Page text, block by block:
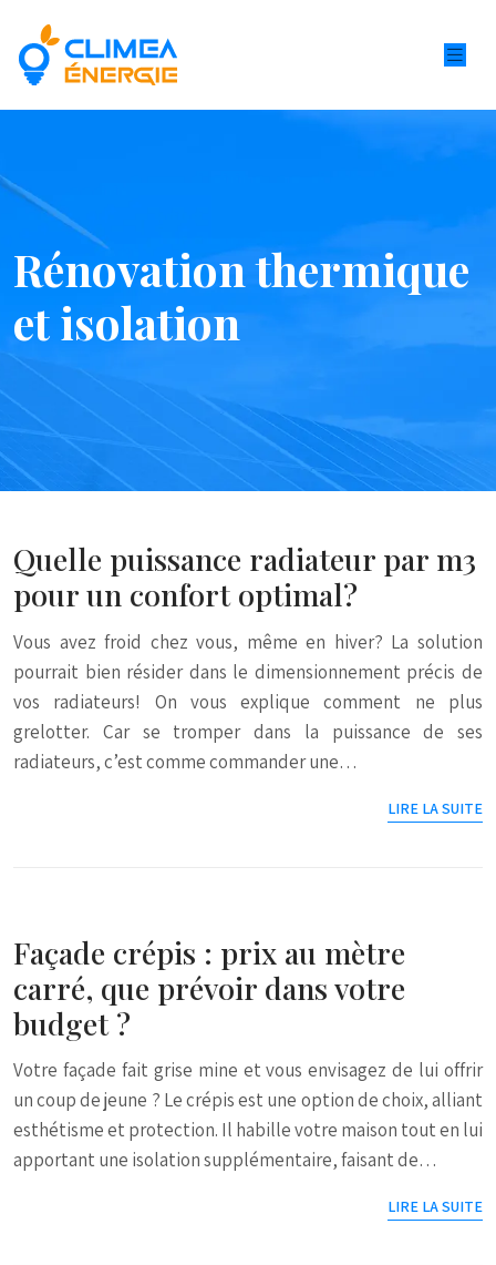
Rénovation thermique
et isolation
Quelle puissance radiateur par m3
pour un confort optimal?
Vous avez froid chez vous, même en hiver? La solution
pourrait bien résider dans le dimensionnement précis de
vos radiateurs! On vous explique comment ne plus
grelotter. Car se tromper dans la puissance de ses
radiateurs, c’est comme commander une…
LIRE LA SUITE
Façade crépis : prix au mètre
carré, que prévoir dans votre
budget ?
Votre façade fait grise mine et vous envisagez de lui offrir
un coup de jeune ? Le crépis est une option de choix, alliant
esthétisme et protection. Il habille votre maison tout en lui
apportant une isolation supplémentaire, faisant de…
LIRE LA SUITE